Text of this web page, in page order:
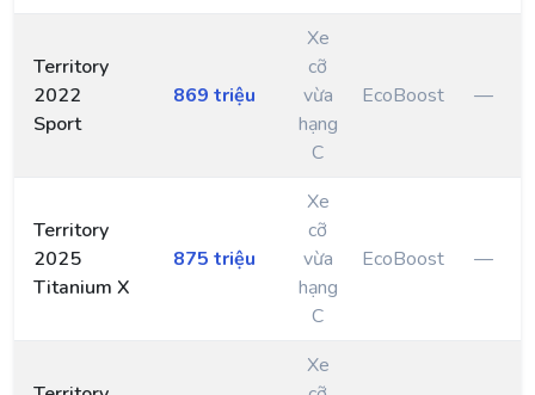
Territory
2022
Sport
869 triệu
Xe
cỡ
vừa
hạng
C
EcoBoost —
Territory
2025
Titanium X
875 triệu
Xe
cỡ
vừa
hạng
C
EcoBoost —
Xe